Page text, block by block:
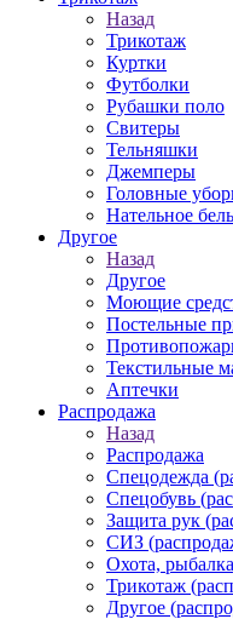
Назад
Трикотаж
Куртки
Футболки
Рубашки поло
Свитеры
Тельняшки
Джемперы
Головные
Нательное
Другое
Назад
Другое
Моющие
Постельные
Текстильные
Аптечки
Распродажа
Назад
Распродажа
Спецодежда
Спецобувь
Защита рук
СИЗ
Охота,
Трикотаж
Другое